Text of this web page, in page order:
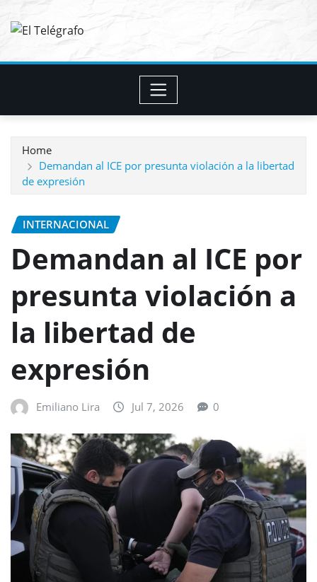
Home
Demandan al ICE por presunta violación a la libertad
de expresión
INTERNACIONAL
Demandan al ICE por
presunta violación a
la libertad de
expresión
Emiliano Lira Jul 7, 2026 0